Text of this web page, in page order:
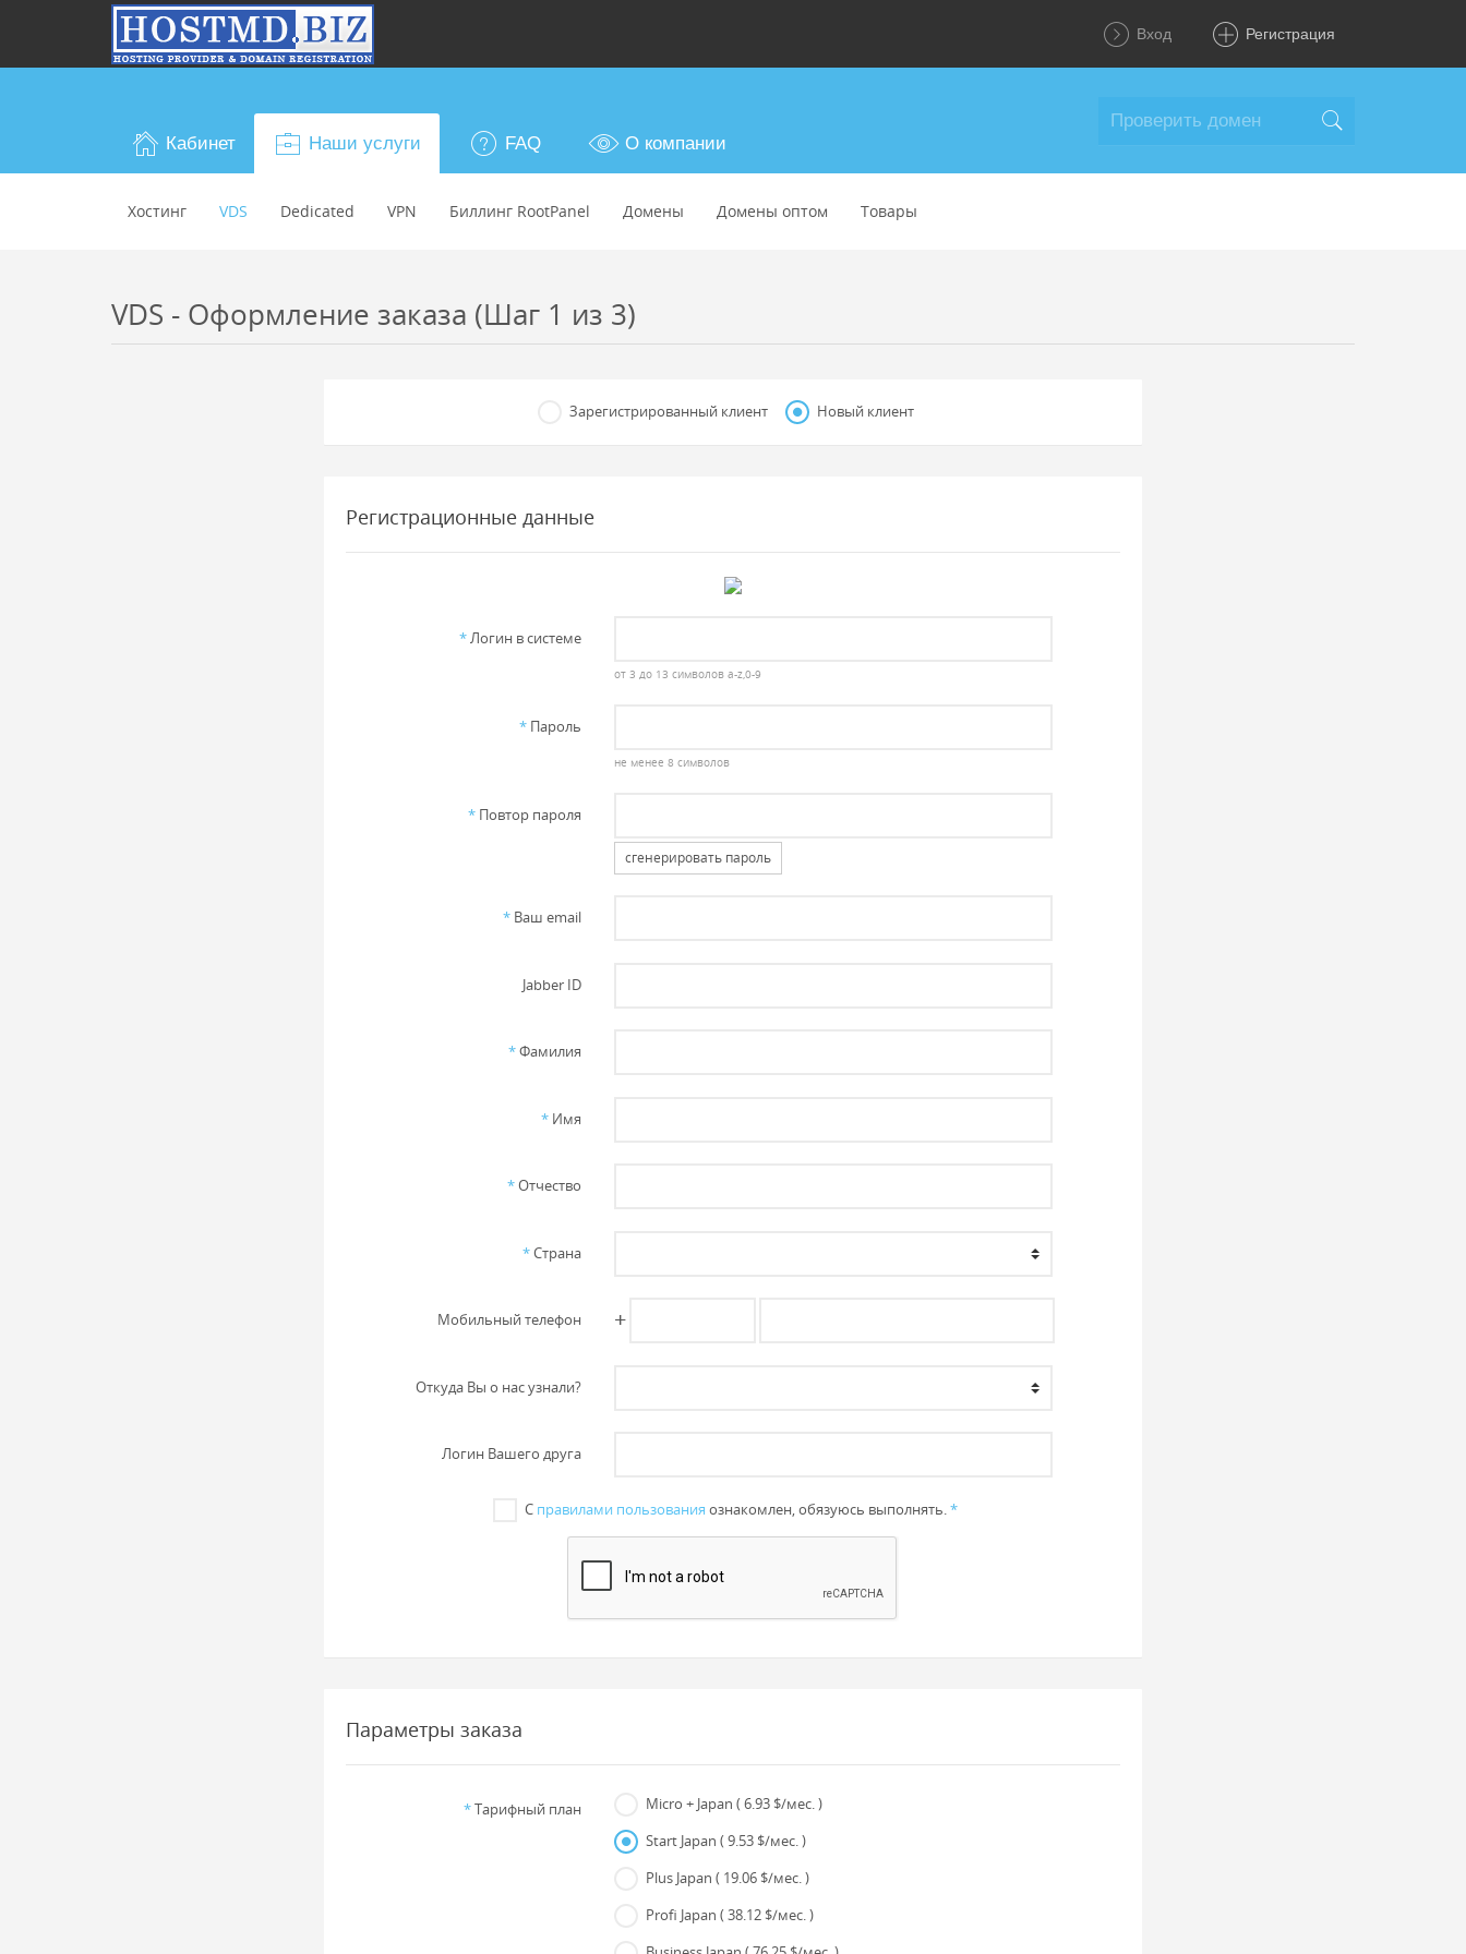
Вход Регистрация
Кабинет Наши услуги
Хостинг VDS Dedicated VPN Биллинг RootPanel Домены Домены оптом Товары
FAQ О компании
VDS - Оформление заказа (Шаг 1 из 3)
Зарегистрированный клиент Новый клиент
Регистрационные данные
*Логин в системе
от 3 до 13 символов a-z,0-9
* Пароль
не менее 8 символов
* Повтор пароля
сгенерировать пароль
* Ваш email
Jabber ID
*Фамилия
* Имя
*Отчество
*Страна
Мобильный телефон +
Откуда Вы о нас узнали?
Логин Вашего друга
С правилами пользования ознакомлен, обязуюсь выполнять.*
Параметры заказа
*Тарифный план Micro + Japan( 6.93 $/мес. )
Start Japan( 9.53 $/мес. )
Plus Japan( 19.06 $/мес. )
Profi Japan( 38.12 $/мес. )